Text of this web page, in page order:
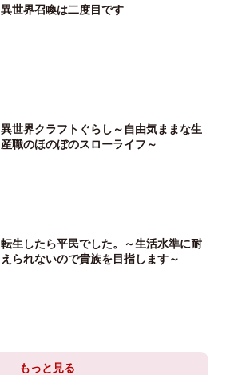
異世界召喚は二度目です
異世界クラフトぐらし～自由気ままな生
産職のほのぼのスローライフ～
転生したら平民でした。～生活水準に耐
えられないので貴族を目指します～
もっと見る